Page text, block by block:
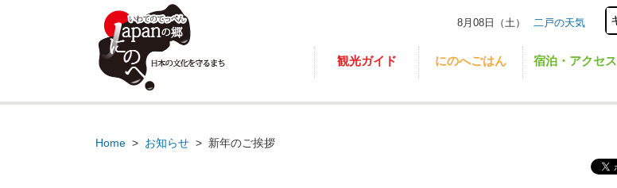
8月08日（土） 二戸の天気
観光ガイド にのへごはん 宿泊・アクセス
Home > お知らせ > 新年のご挨拶